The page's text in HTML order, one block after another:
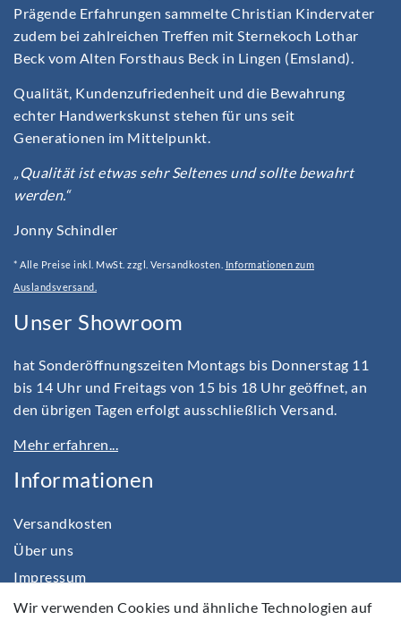
Prägende Erfahrungen sammelte Christian Kindervater
zudem bei zahlreichen Treffen mit Sternekoch Lothar
Beck vom Alten Forsthaus Beck in Lingen (Emsland).
Qualität, Kundenzufriedenheit und die Bewahrung
echter Handwerkskunst stehen für uns seit
Generationen im Mittelpunkt.
„Qualität ist etwas sehr Seltenes und sollte bewahrt
werden.“
Jonny Schindler
* Alle Preise inkl. MwSt. zzgl. Versandkosten. Informationen zum
Auslandsversand.
Unser Showroom
hat Sonderöffnungszeiten Montags bis Donnerstag 11
bis 14 Uhr und Freitags von 15 bis 18 Uhr geöffnet, an
den übrigen Tagen erfolgt ausschließlich Versand.
Mehr erfahren...
Informationen
Versandkosten
Über uns
Impressum
Daten­schutz­erklärung
Wir verwenden Cookies und ähnliche Technologien auf